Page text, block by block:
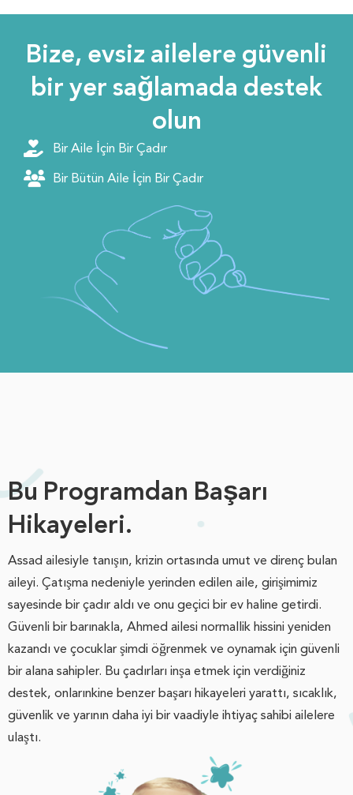
Bize, evsiz ailelere güvenli
bir yer sağlamada destek
olun
Bir Aile İçin Bir Çadır
Bir Bütün Aile İçin Bir Çadır
Bu Programdan Başarı
Hikayeleri.
Assad ailesiyle tanışın, krizin ortasında umut ve direnç bulan
aileyi. Çatışma nedeniyle yerinden edilen aile, girişimimiz
sayesinde bir çadır aldı ve onu geçici bir ev haline getirdi.
Güvenli bir barınakla, Ahmed ailesi normallik hissini yeniden
kazandı ve çocuklar şimdi öğrenmek ve oynamak için güvenli
bir alana sahipler. Bu çadırları inşa etmek için verdiğiniz
destek, onlarınkine benzer başarı hikayeleri yarattı, sıcaklık,
güvenlik ve yarının daha iyi bir vaadiyle ihtiyaç sahibi ailelere
ulaştı.